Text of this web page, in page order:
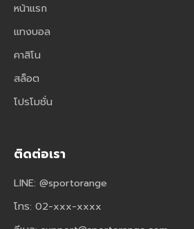
หน้าแรก
แทงบอล
คาสิโน
สล็อต
โปรโมชั่น
ติดต่อเรา
LINE: @sportorange
โทร: 02-xxx-xxxx